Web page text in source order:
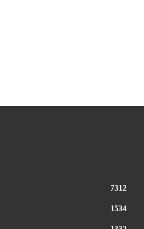
7312
1534